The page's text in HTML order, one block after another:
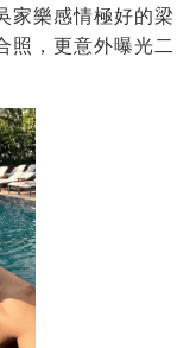
家樂感情極好的梁
照，更意外曝光二